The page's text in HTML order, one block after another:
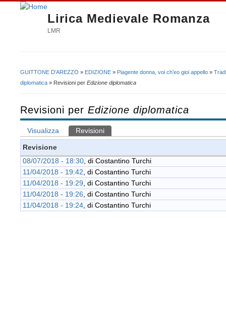
Lirica Medievale Romanza
LMR
Tu sei qui
GUITTONE D'AREZZO » EDIZIONE » Piagente donna, voi ch’eo gioi appello »
diplomatica » Revisioni per Edizione diplomatica
Revisioni per Edizione diplomatica
Schede primarie
Visualizza Revisioni
Revisione
08/07/2018 - 18:30 , di Costantino Turchi
11/04/2018 - 19:42 , di Costantino Turchi
11/04/2018 - 19:29 , di Costantino Turchi
11/04/2018 - 19:26 , di Costantino Turchi
11/04/2018 - 19:24 , di Costantino Turchi